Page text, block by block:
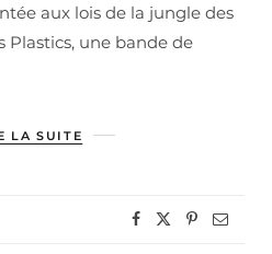
aux lois de la jungle des
Plastics, une bande de
LA SUITE